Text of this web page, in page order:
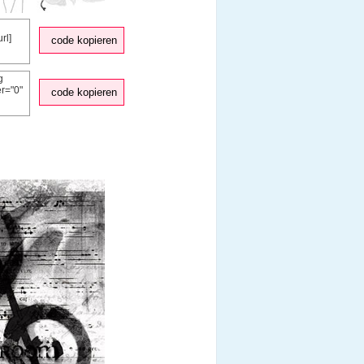
code kopieren
code kopieren